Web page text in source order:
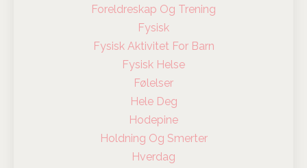
Foreldreskap Og Trening
Fysisk
Fysisk Aktivitet For Barn
Fysisk Helse
Følelser
Hele Deg
Hodepine
Holdning Og Smerter
Hverdag